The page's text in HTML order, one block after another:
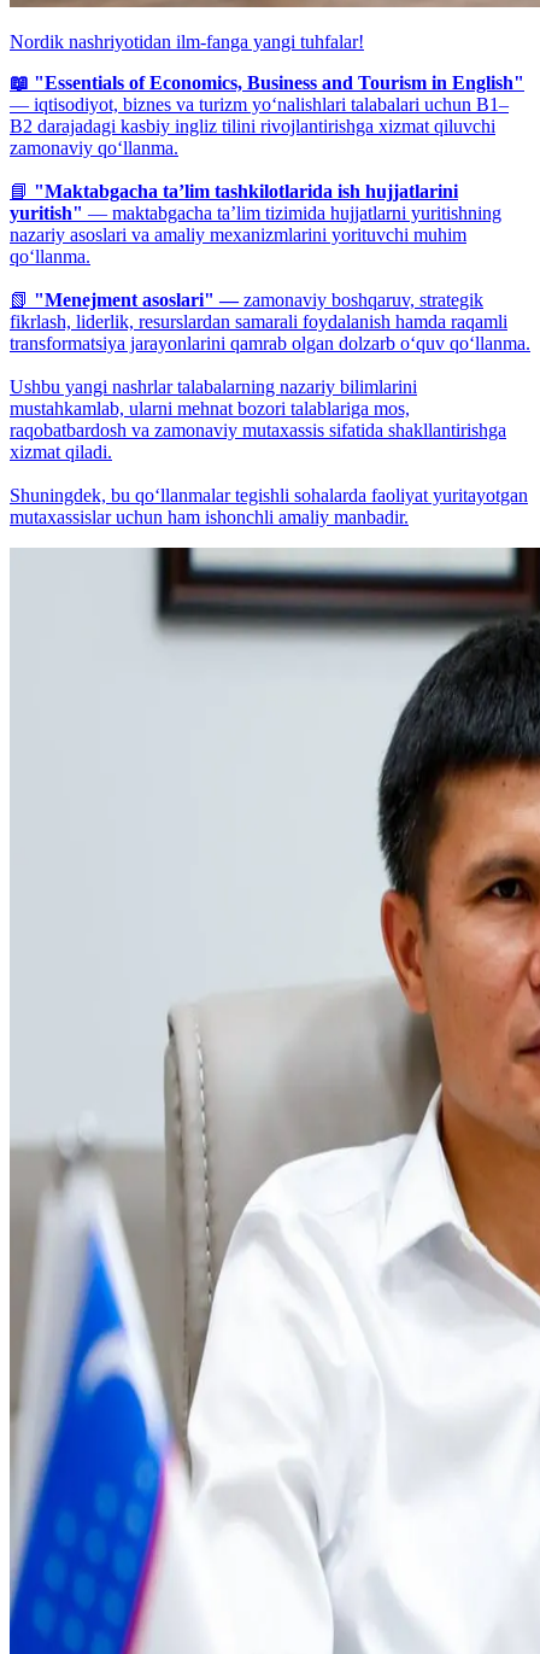
Nordik nashriyotidan ilm-fanga yangi tuhfalar!
📖 "Essentials of Economics, Business and Tourism in English"
— iqtisodiyot, biznes va turizm yo‘nalishlari talabalari uchun B1–
B2 darajadagi kasbiy ingliz tilini rivojlantirishga xizmat qiluvchi
zamonaviy qo‘llanma.
📘 "Maktabgacha ta’lim tashkilotlarida ish hujjatlarini
yuritish" — maktabgacha ta’lim tizimida hujjatlarni yuritishning
nazariy asoslari va amaliy mexanizmlarini yorituvchi muhim
qo‘llanma.
📗 "Menejment asoslari" —zamonaviy boshqaruv, strategik
fikrlash, liderlik, resurslardan samarali foydalanish hamda raqamli
transformatsiya jarayonlarini qamrab olgan dolzarb o‘quv qo‘llanma.
Ushbu yangi nashrlar talabalarning nazariy bilimlarini
mustahkamlab, ularni mehnat bozori talablariga mos,
raqobatbardosh va zamonaviy mutaxassis sifatida shakllantirishga
xizmat qiladi.
Shuningdek, bu qo‘llanmalar tegishli sohalarda faoliyat yuritayotgan
mutaxassislar uchun ham ishonchli amaliy manbadir.